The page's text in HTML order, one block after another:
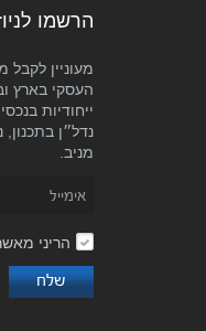
הרשמו
מעוניין
העסקי בארץ
ייחודיות
נדל״ן
מניב.
הריני